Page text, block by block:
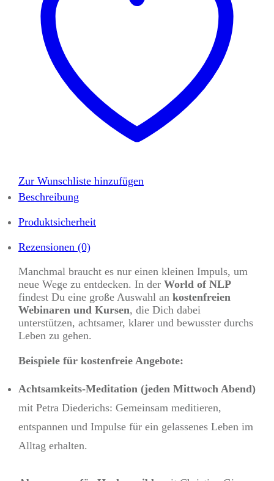
Zur Wunschliste hinzufügen
Beschreibung
Produktsicherheit
Rezensionen (0)
Manchmal braucht es nur einen kleinen Impuls, um
neue Wege zu entdecken. In der World of NLP
findest Du eine große Auswahl an kostenfreien
Webinaren und Kursen, die Dich dabei
unterstützen, achtsamer, klarer und bewusster durchs
Leben zu gehen.
Beispiele für kostenfreie Angebote:
Achtsamkeits-Meditation (jeden Mittwoch Abend)
mit Petra Diederichs: Gemeinsam meditieren,
entspannen und Impulse für ein gelassenes Leben im
Alltag erhalten.